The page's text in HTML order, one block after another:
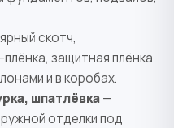
скотч,
защитная плёнка
и в коробах.
шпатлёвка—
отделки под